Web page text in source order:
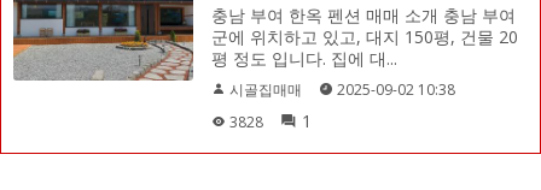
충남 부여 한옥 펜션 매매 소개 충남 부여
군에 위치하고 있고, 대지 150평, 건물 20
평 정도 입니다. 집에 대...
시골집매매
2025-09-02 10:38
3828
1